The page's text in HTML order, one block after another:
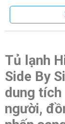
-Luồng khí
-Công nghệ
Công nghệ
Công nghệ
-Bộ lọc Anti
-Công nghệ
Hygiene cho
Tiện ích
Tủ lạnh
Side By
dung
người,